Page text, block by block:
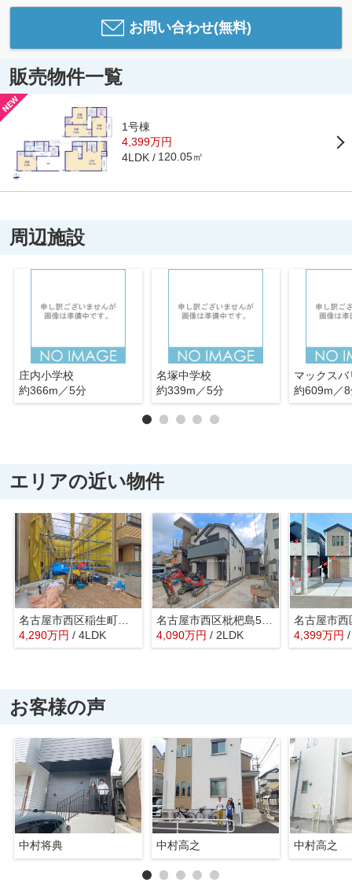
お問い合わせ(無料)
販売物件一覧
1号棟
4,399万円
4LDK 120.05㎡
周辺施設
庄内小学校
約366m／5分
名塚中学校
約339m／5分
約609m／
エリアの近い物件
名古屋市西区稲生町４丁目47-2【仲介手数料無料】新築一戸建て 1号棟
4,290万円 / 4LDK
名古屋市西区枇杷島5丁目12-7【仲介手数料無料】新築一戸建て B号棟
4,090万円 / 2LDK 4,399万円
お客様の声
中村将典 中村高之 中村高之